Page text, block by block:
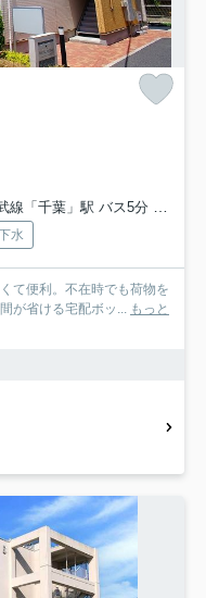
「千葉」駅 バス5分 「高品坂下」 停歩4分
水
て便利。不在時でも荷物を
が省ける宅配ボッ...
もっと